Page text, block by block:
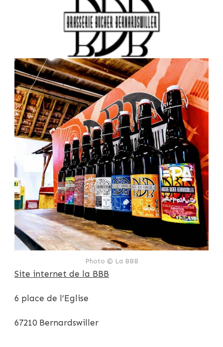
Photo © La BBB
Site internet de la BBB
6 place de l’Eglise
67210 Bernardswiller